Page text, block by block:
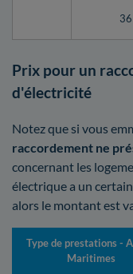
Prix pour un
d'électricité
Notez que si vous
raccordement ne
concernant les
électrique a un
alors le montant est
Type de prestations -
Maritimes